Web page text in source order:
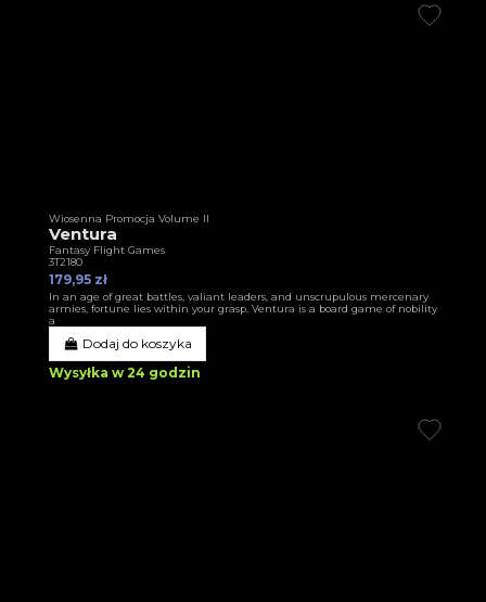
Wiosenna Promocja Volume II
Ventura
Fantasy Flight Games
3T2180
179,95 zł
In an age of great battles, valiant leaders, and unscrupulous mercenary
armies, fortune lies within your grasp. Ventura is a board game of nobility
a
Dodaj do koszyka
Wysyłka w 24 godzin